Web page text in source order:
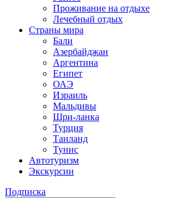
Проживание на отдыхе
Лечебный отдых
Страны мира
Бали
Азербайджан
Аргентина
Египет
ОАЭ
Израиль
Мальдивы
Шри-ланка
Турция
Таиланд
Тунис
Автотуризм
Экскурсии
Подписка